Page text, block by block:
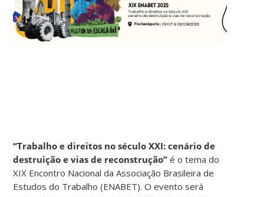
“Trabalho e direitos no século XXI: cenário de
destruição e vias de reconstrução” é o tema do
XIX Encontro Nacional da Associação Brasileira de
Estudos do Trabalho (ENABET). O evento será